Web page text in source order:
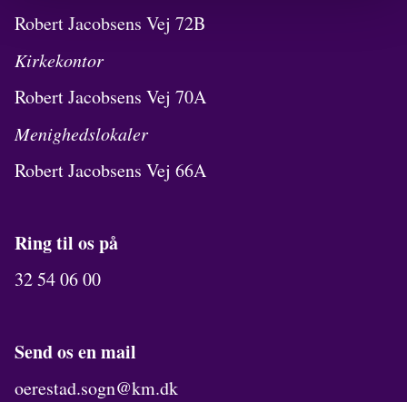
Robert Jacobsens Vej 72B
Kirkekontor
Robert Jacobsens Vej 70A
Menighedslokaler
Robert Jacobsens Vej 66A
Ring til os på
32 54 06 00
Send os en mail
oerestad.sogn@km.dk